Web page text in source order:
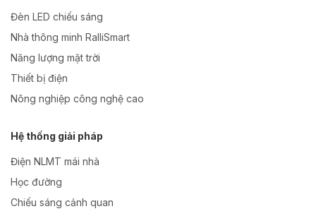
Đèn LED chiếu sáng
Nhà thông minh RalliSmart
Năng lượng mặt trời
Thiết bị điện
Nông nghiệp công nghệ cao
Hệ thống giải pháp
Điện NLMT mái nhà
Học đường
Chiếu sáng cảnh quan